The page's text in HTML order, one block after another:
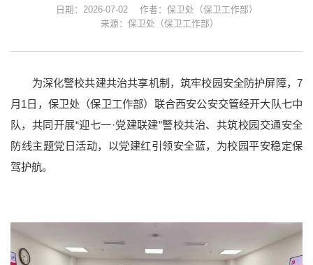
长大映像日期：2026-07-02
作者：保卫处（保卫工作部）
来源：保卫处（保卫工作部）
为深化警校共建共治共享机制，筑牢校园安全防护屏障，7
月1日，保卫处（保卫工作部）联合西安公安交管经开大队七中
队，共同开展“迎七一·党建联建”警校共治、共筑校园交通安全
防线主题党日活动，以党建红引领安全蓝，为校园平安稳定保
驾护航。